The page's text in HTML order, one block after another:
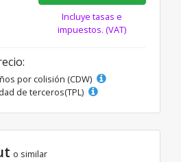
Incluye tasas e
impuestos. (VAT)
por colisión (CDW)
de terceros(TPL)
o similar